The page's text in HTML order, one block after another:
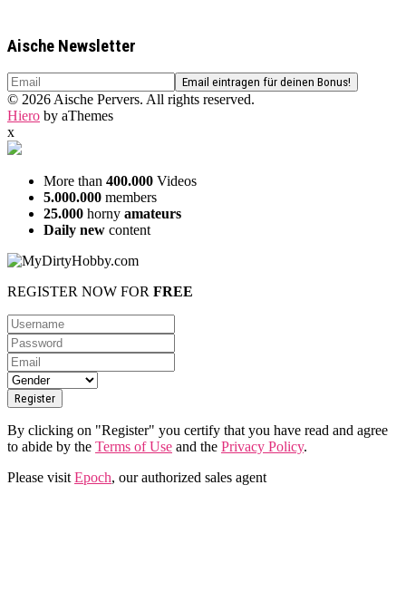
Aische Newsletter
© 2026 Aische Pervers. All rights reserved.
Hiero by aThemes
x
More than 400.000 Videos
5.000.000 members
25.000 horny amateurs
Daily new content
REGISTER NOW FOR FREE
By clicking on "Register" you certify that you have read and agree
to abide by the Terms of Use and the Privacy Policy.
Please visit Epoch, our authorized sales agent